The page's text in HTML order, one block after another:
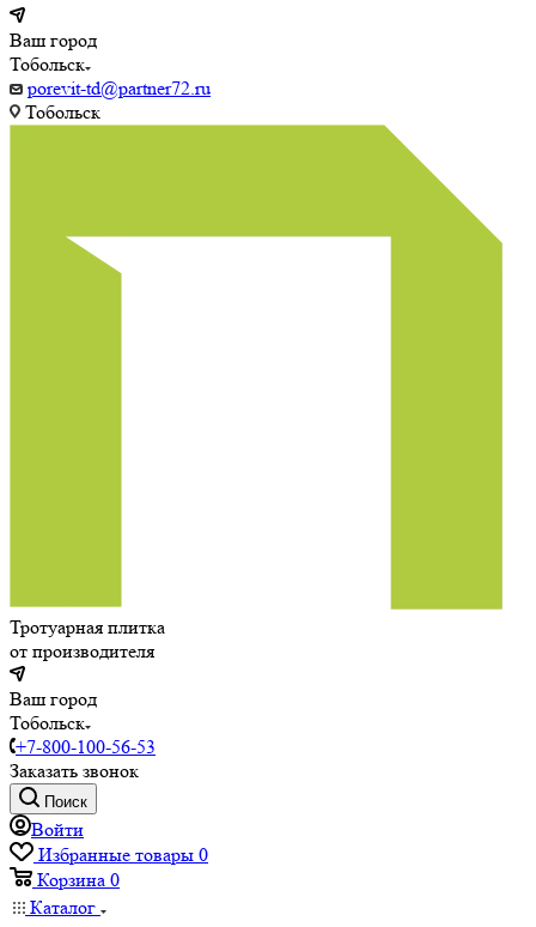
Ваш город
Тобольск
porevit-td@partner72.ru
Тобольск
Тротуарная плитка
от производителя
Ваш город
Тобольск
+7-800-100-56-53
Заказать звонок
Поиск
Войти
Избранные товары 0
Корзина 0
Каталог